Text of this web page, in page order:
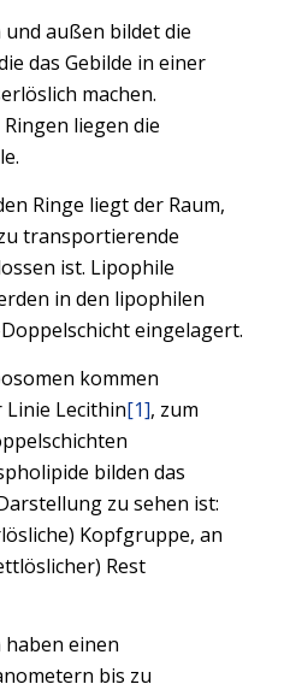
außen bildet die
das Gebilde in einer
machen.
liegen die
Ringe liegt der Raum,
transportierende
ist. Lipophile
in den lipophilen
eingelagert.
kommen
Lecithin[1], zum
bilden das
zu sehen ist:
Kopfgruppe, an
Rest
einen
bis zu